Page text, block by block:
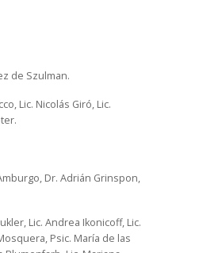
de Szulman.
Lic. Nicolás Giró, Lic.
Dr. Adrián Grinspon,
Lic. Andrea Ikonicoff, Lic.
Psic. María de las